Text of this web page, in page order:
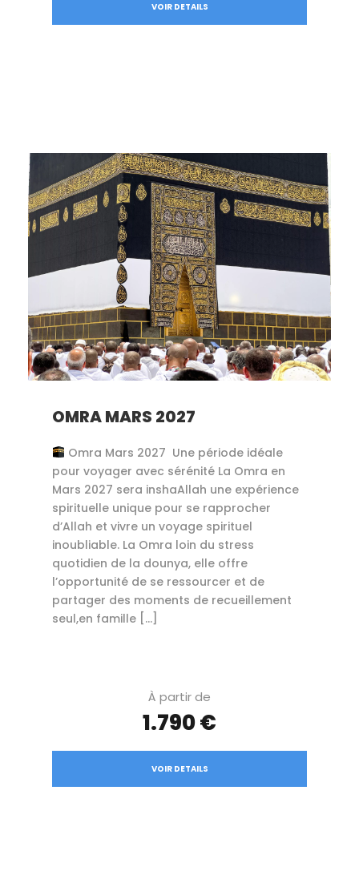
VOIR DETAILS
OMRA MARS 2027
Omra Mars 2027 Une période idéale
pour voyager avec sérénité La Omra en
Mars 2027 sera inshaAllah une expérience
spirituelle unique pour se rapprocher
d’Allah et vivre un voyage spirituel
inoubliable. La Omra loin du stress
quotidien de la dounya, elle offre
l’opportunité de se ressourcer et de
partager des moments de recueillement
seul,en famille […]
À partir de
1.790 €
VOIR DETAILS